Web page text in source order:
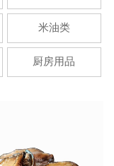
米油类
厨房用品